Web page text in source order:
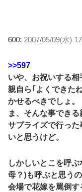
600: 2007/05/09(水)
>>597
いや、お祝いする
親自ら｢よくできた
かせるべきでしょ。
ま、そんな事できる
サプライズで行っ
いと思うけど。
しかしいとこを呼
母？)も呼ぶと思うの
会場で花嫁を罵倒す